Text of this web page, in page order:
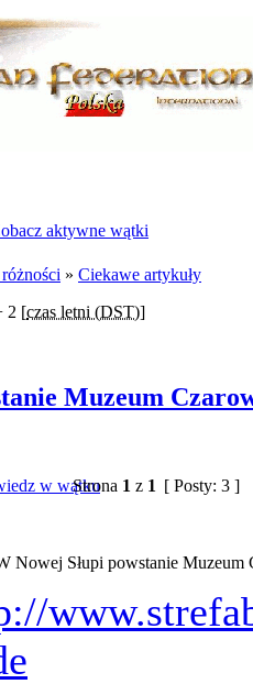
aktywne wątki
» Ciekawe artykuły
2 [czas letni (DST)]
Muzeum
Strona 1 z 1 [ Posty: 3 ]
Nowej Słupi powstanie Muzeum